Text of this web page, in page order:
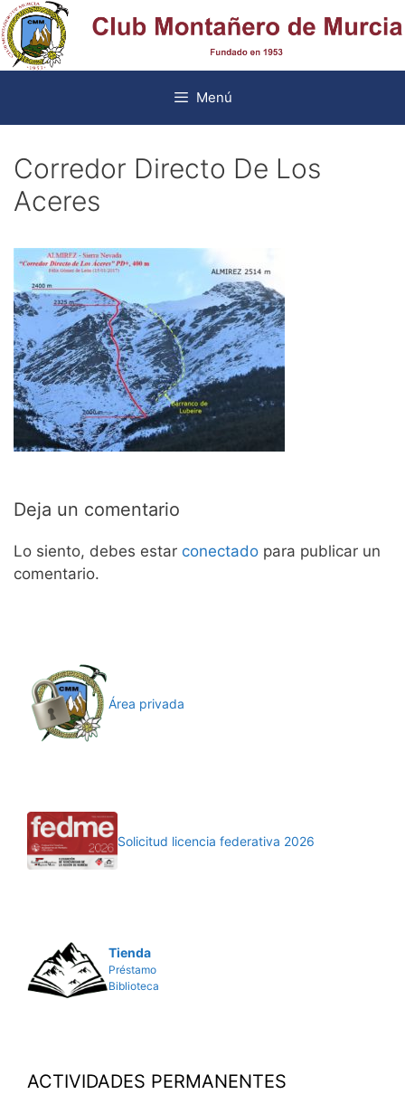
Saltar
al
contenido
Menú
Corredor Directo De Los
Aceres
Deja un comentario
Lo siento, debes estar conectado para publicar un
comentario.
Área privada
Solicitud licencia federativa 2026
Tienda
Préstamo
Biblioteca
ACTIVIDADES PERMANENTES